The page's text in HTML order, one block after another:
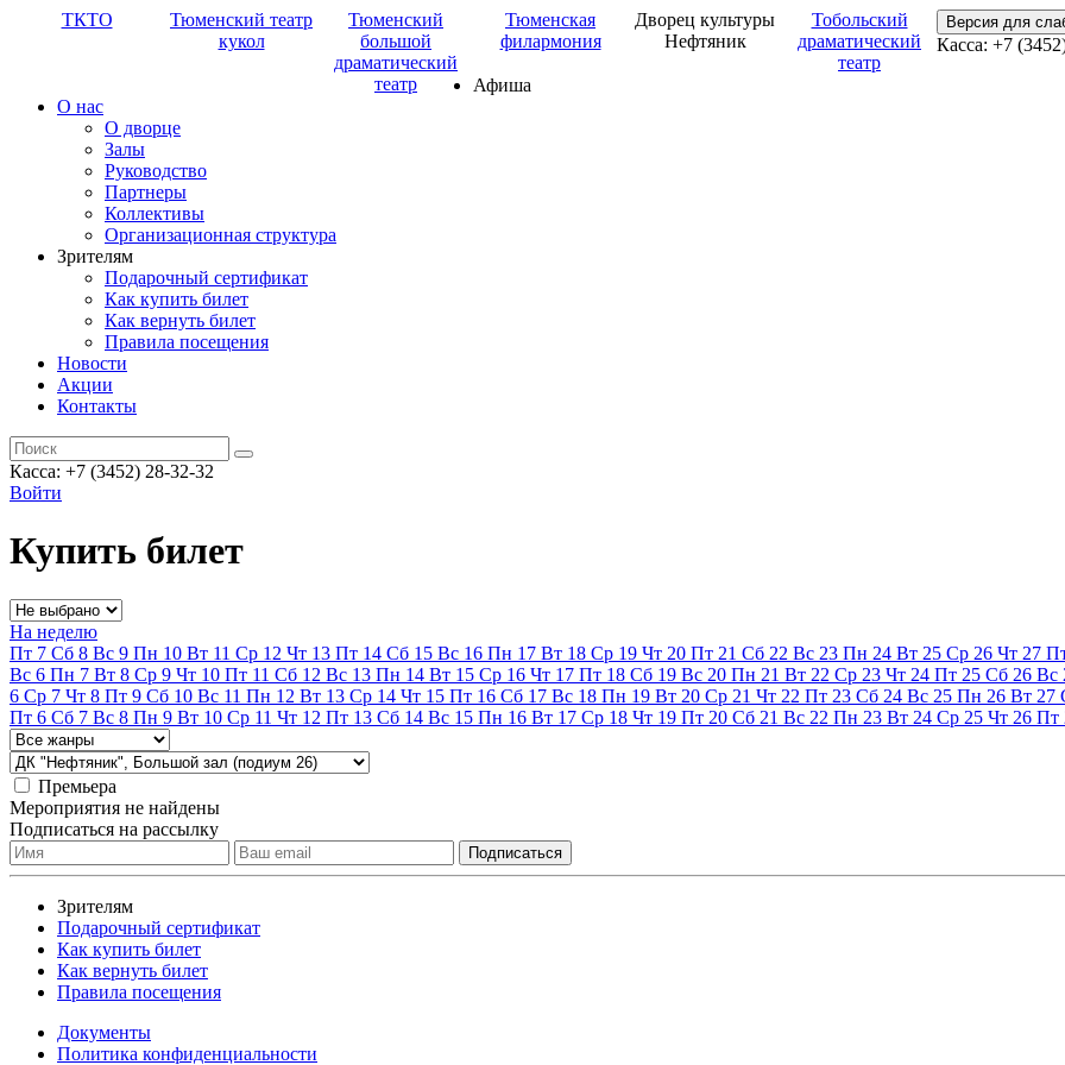
ТКТО
Тюменский театр
кукол
Тюменский
большой
драматический
театр
Тюменская
филармония
Дворец культуры
Нефтяник
Тобольский
драматический
театр
Версия для
Касса: +7
Афиша
О нас
О дворце
Залы
Руководство
Партнеры
Коллективы
Организационная структура
Зрителям
Подарочный сертификат
Как купить билет
Как вернуть билет
Правила посещения
Новости
Акции
Контакты
Касса: +7 (3452) 28-32-32
Войти
Купить билет
На неделю
Пт 7 Сб 8 Вс 9 Пн 10 Вт 11 Ср 12 Чт 13 Пт 14 Сб 15 Вс 16 Пн 17 Вт 18 Ср 19 Чт 20 Пт 21 Сб 22 Вс 23 Пн 24 Вт 25 Ср 26 Чт 27
Вс 6 Пн 7 Вт 8 Ср 9 Чт 10 Пт 11 Сб 12 Вс 13 Пн 14 Вт 15 Ср 16 Чт 17 Пт 18 Сб 19 Вс 20 Пн 21 Вт 22 Ср 23 Чт 24 Пт 25 Сб 26 Вс
6 Ср 7 Чт 8 Пт 9 Сб 10 Вс 11 Пн 12 Вт 13 Ср 14 Чт 15 Пт 16 Сб 17 Вс 18 Пн 19 Вт 20 Ср 21 Чт 22 Пт 23 Сб 24 Вс 25 Пн 26 Вт 27
Пт 6 Сб 7 Вс 8 Пн 9 Вт 10 Ср 11 Чт 12 Пт 13 Сб 14 Вс 15 Пн 16 Вт 17 Ср 18 Чт 19 Пт 20 Сб 21 Вс 22 Пн 23 Вт 24 Ср 25 Чт 26 Пт
Премьера
Мероприятия не найдены
Подписаться на рассылку
Зрителям
Подарочный сертификат
Как купить билет
Как вернуть билет
Правила посещения
Документы
Политика конфиденциальности